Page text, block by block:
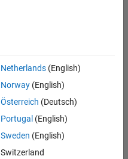
Netherlands(English)
Norway(English)
Österreich (Deutsch)
Portugal (English)
Sweden (English)
Switzerland